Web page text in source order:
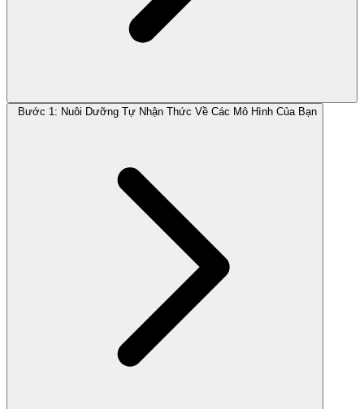
Bước 1: Nuôi Dưỡng Tự Nhận Thức Về Các Mô Hình Của Bạn